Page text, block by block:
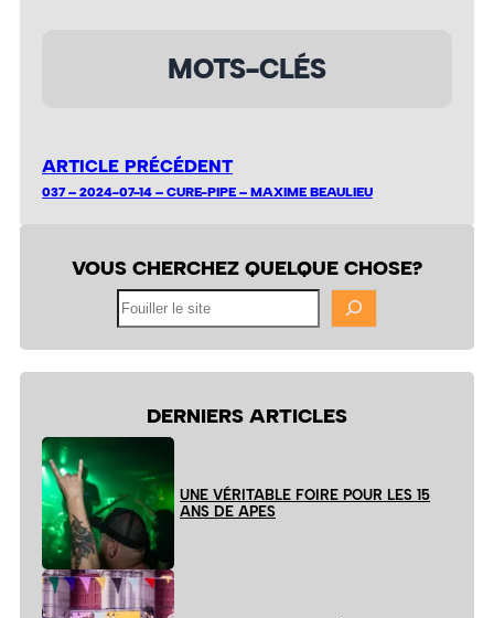
MOTS-CLÉS
ARTICLE PRÉCÉDENT
037 – 2024-07-14 – CURE-PIPE – MAXIME BEAULIEU
VOUS CHERCHEZ QUELQUE CHOSE?
DERNIERS ARTICLES
UNE VÉRITABLE FOIRE POUR LES 15
ANS DE APES